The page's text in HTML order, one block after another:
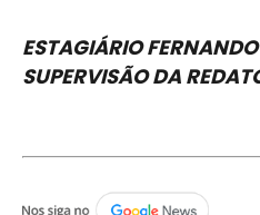
ESTAGIÁRIO
SUPERVISÃO DA